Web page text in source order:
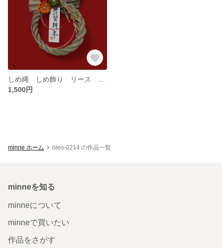
1,500円
minne ホーム oleo-0214 の作品一覧
minneを知る
minneについて
minneで買いたい
作品をさがす